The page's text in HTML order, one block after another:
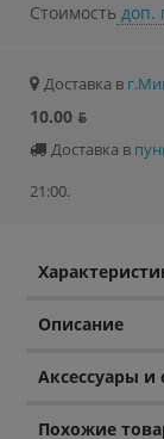
Стоимость доп.
Доставка в
10.00 ƃ
Доставка в
21:00.
Описание
Аксессуары
Похожие